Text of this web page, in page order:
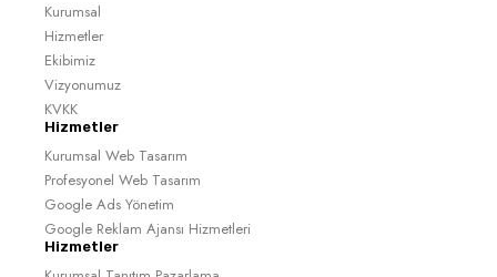
Kurumsal
Hizmetler
Ekibimiz
Vizyonumuz
KVKK
Hizmetler
Kurumsal Web Tasarım
Profesyonel Web Tasarım
Google Ads Yönetim
Google Reklam Ajansı Hizmetleri
Hizmetler